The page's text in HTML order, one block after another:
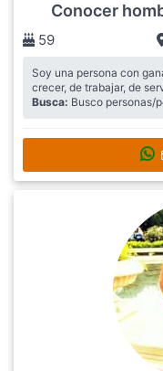
Conocer
59
Soy una persona con
crecer, de trabajar, de
Busca: Busco personas/